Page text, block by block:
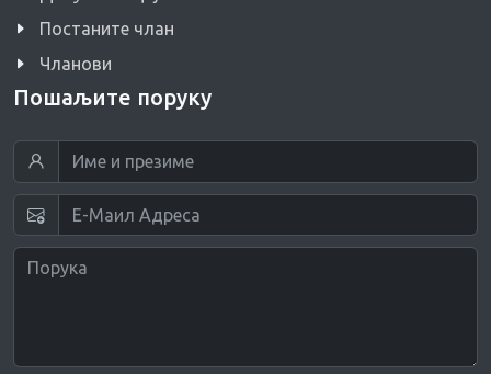
Постаните члан
Чланови
Пошаљите поруку